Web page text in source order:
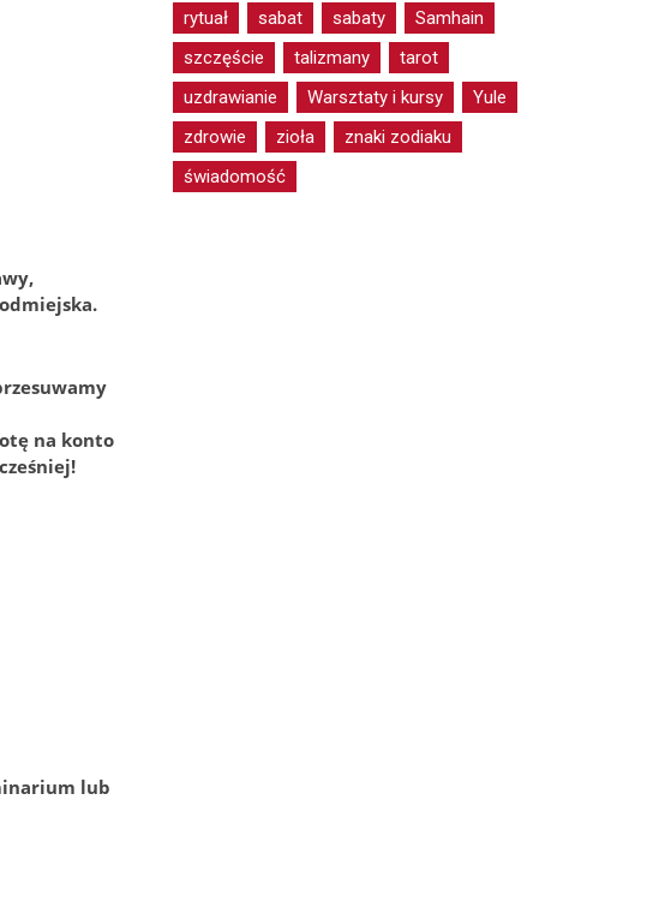
na konto
lub
rytuał
sabat sabaty
Samhain
szczęście
talizmany
tarot
uzdrawianie
Warsztaty i kursy
Yule
zdrowie
zioła
znaki zodiaku
świadomość